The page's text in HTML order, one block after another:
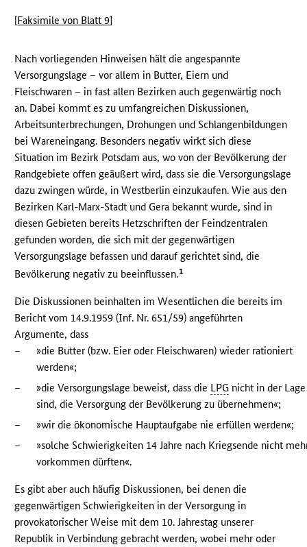
[Faksimile von Blatt 9]
Nach vorliegenden Hinweisen hält die angespannte
Versorgungslage – vor allem in Butter, Eiern und
Fleischwaren – in fast allen Bezirken auch gegenwärtig noch
an. Dabei kommt es zu umfangreichen Diskussionen,
Arbeitsunterbrechungen, Drohungen und Schlangenbildungen
bei Wareneingang. Besonders negativ wirkt sich diese
Situation im Bezirk Potsdam aus, wo von der Bevölkerung der
Randgebiete offen geäußert wird, dass sie die Versorgungslage
dazu zwingen würde, in Westberlin einzukaufen. Wie aus den
Bezirken Karl-Marx-Stadt und Gera bekannt wurde, sind in
diesen Gebieten bereits Hetzschriften der Feindzentralen
gefunden worden, die sich mit der gegenwärtigen
Versorgungslage befassen und darauf gerichtet sind, die
Bevölkerung negativ zu beeinflussen.1
Die Diskussionen beinhalten im Wesentlichen die bereits im
Bericht vom 14.9.1959 (Inf. Nr. 651/59) angeführten
Argumente, dass
–
»die Butter (bzw. Eier oder Fleischwaren) wieder rationiert
werden«;
–
»die Versorgungslage beweist, dass die LPG nicht in der Lage
sind, die Versorgung der Bevölkerung zu übernehmen«;
–
»wir die ökonomische Hauptaufgabe nie erfüllen werden«;
–
»solche Schwierigkeiten 14 Jahre nach Kriegsende nicht
vorkommen dürften«.
Es gibt aber auch häufig Diskussionen, bei denen die
gegenwärtigen Schwierigkeiten in der Versorgung in
provokatorischer Weise mit dem 10. Jahrestag unserer
Republik in Verbindung gebracht werden, wobei mehr oder